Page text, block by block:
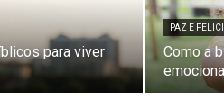
para viver
PAZ E
Como a